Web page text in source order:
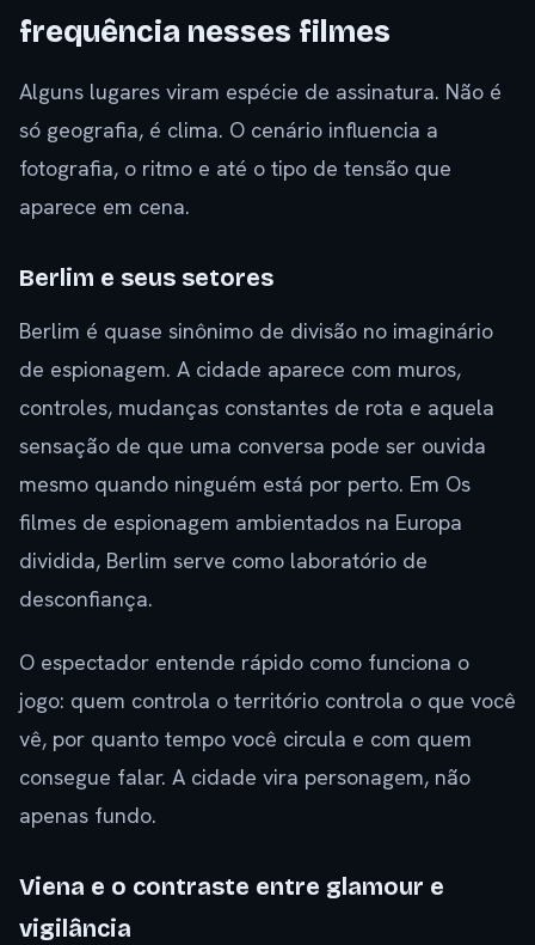
frequência nesses filmes
Alguns lugares viram espécie de assinatura. Não é
só geografia, é clima. O cenário influencia a
fotografia, o ritmo e até o tipo de tensão que
aparece em cena.
Berlim e seus setores
Berlim é quase sinônimo de divisão no imaginário
de espionagem. A cidade aparece com muros,
controles, mudanças constantes de rota e aquela
sensação de que uma conversa pode ser ouvida
mesmo quando ninguém está por perto. Em Os
filmes de espionagem ambientados na Europa
dividida, Berlim serve como laboratório de
desconfiança.
O espectador entende rápido como funciona o
jogo: quem controla o território controla o que você
vê, por quanto tempo você circula e com quem
consegue falar. A cidade vira personagem, não
apenas fundo.
Viena e o contraste entre glamour e
vigilância